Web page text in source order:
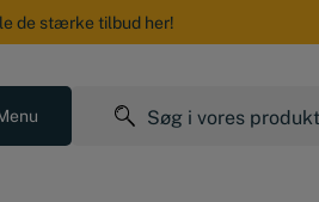
de stærke tilbud her!
Søg
efter: